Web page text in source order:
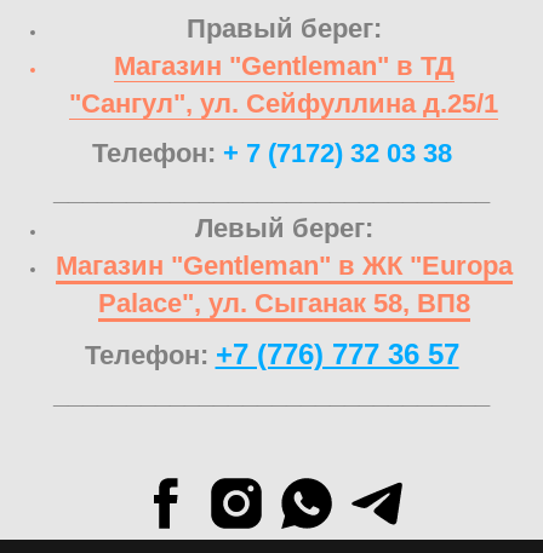
Правый берег:
Магазин "Gentleman" в ТД
"Сангул", ул. Сейфуллина д.25/1
Телефон: + 7 (7172) 32 03 38
Левый берег:
Магазин "Gentleman" в ЖК "Europa
Palace", ул. Сыганак 58, ВП8
Телефон: +7 (776) 777 36 57